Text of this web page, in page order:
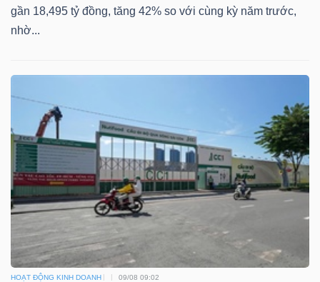
gần 18,495 tỷ đồng, tăng 42% so với cùng kỳ năm trước,
nhờ...
HOẠT ĐỘNG KINH DOANH 09/08 09:02
tài
Dữ
liệu
tài
chính